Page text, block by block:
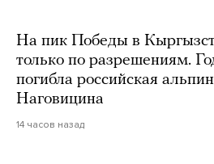
На пик Победы в
только по разрешениям.
погибла российская
Наговицина
14 часов назад